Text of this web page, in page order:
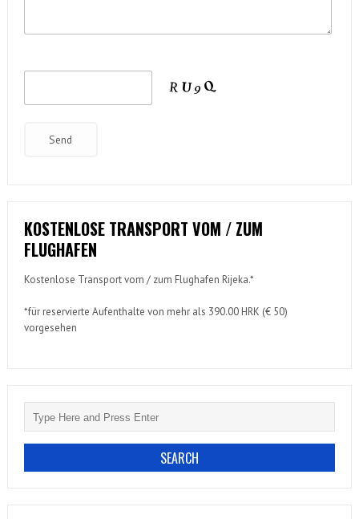
KOSTENLOSE TRANSPORT VOM / ZUM
FLUGHAFEN
Kostenlose Transport vom / zum Flughafen Rijeka.*
*für reservierte Aufenthalte von mehr als 390.00 HRK (€ 50)
vorgesehen